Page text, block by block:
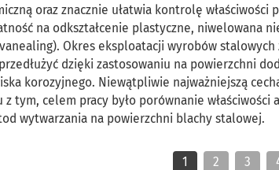
oraz znacznie ułatwia kontrolę właściwości
na odkształcenie plastyczne, niwelowana
Okres eksploatacji wyrobów
dzięki zastosowaniu na powierzchni
korozyjnego. Niewątpliwie najważniejszą
z tym, celem pracy było porównanie
wytwarzania na powierzchni blachy stalowej.
1 2 3